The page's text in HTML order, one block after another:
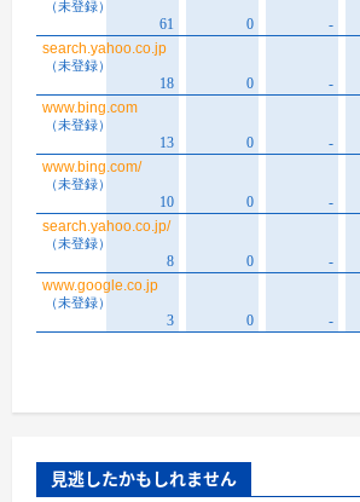
見逃したかもしれません